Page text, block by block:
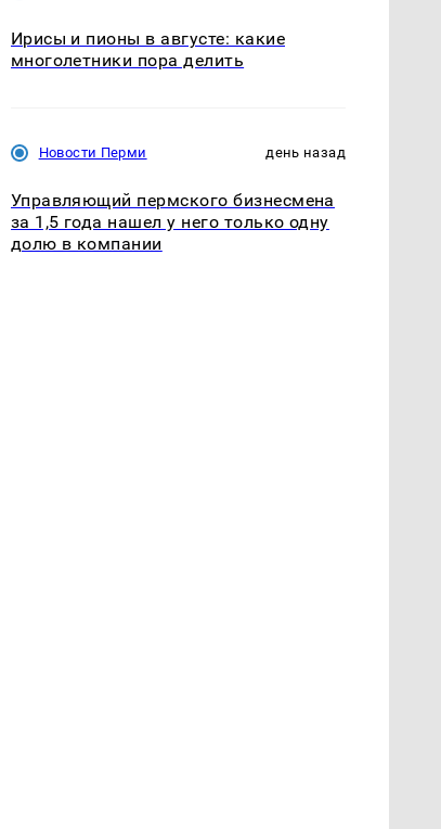
Ирисы и пионы в августе: какие
многолетники пора делить
Новости Перми день назад
Управляющий пермского бизнесмена
за 1,5 года нашел у него только одну
долю в компании